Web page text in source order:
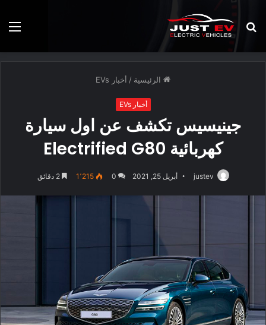
بحث
عن
الرئيسية / أخبار EVs
أخبار EVs
جينيسيس تكشف عن اول سيارة
كهربائية Electrified G80
justev أبريل 25, 2021 0 1٬215 2 دقائق